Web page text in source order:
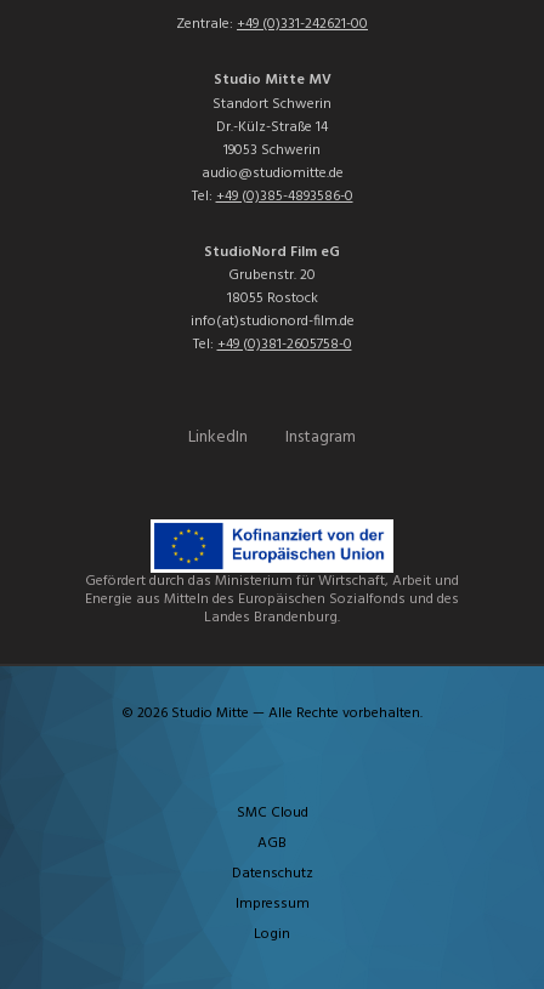
Zentrale: +49 (0)331-242621-00
Studio Mitte MV
Standort Schwerin
Dr.-Külz-Straße 14
19053 Schwerin
audio@studiomitte.de
Tel:+49 (0)385-4893586-0
StudioNord Film eG
Grubenstr. 20
18055 Rostock
info(at)studionord-film.de
Tel:+49 (0)381-2605758-0
LinkedIn Instagram
Gefördert durch das Ministerium für Wirtschaft, Arbeit und
Energie aus Mitteln des Europäischen Sozialfonds und des
Landes Brandenburg.
© 2026 Studio Mitte — Alle Rechte vorbehalten.
SMC Cloud
AGB
Datenschutz
Impressum
Login